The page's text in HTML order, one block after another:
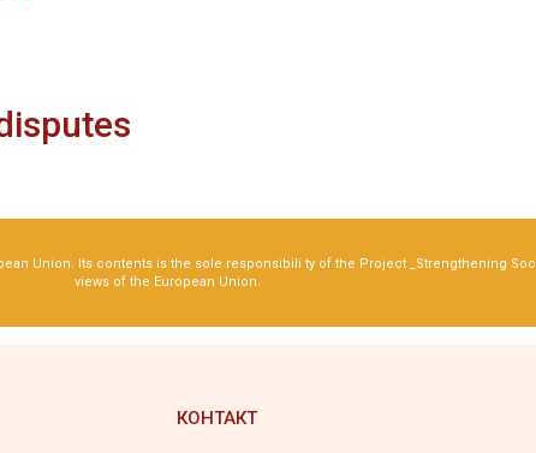
Union. Its contents is the sole responsibili ty of the Project _Strengthening
views of the European Union.
КОНТАКТ